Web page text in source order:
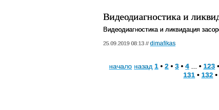
Видеодиагностика и
Видеодиагностика и ликвидация
25.09.2019 08:13 // dimafikas
начало назад 1 • 2 • 3 • 4 ... • 123
131 • 132 •